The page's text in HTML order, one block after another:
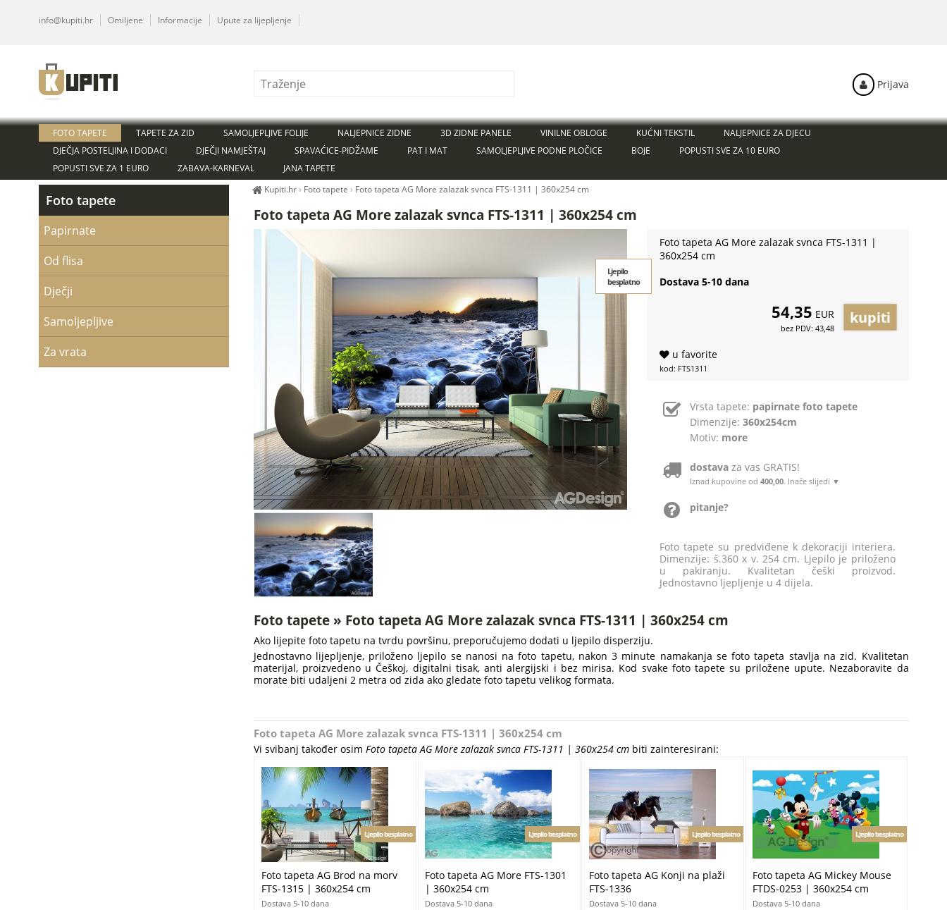
Foto tapeta AG More zalazak svnca FTS-1311 | 360x254 cm
Foto tapeta AG More zalazak svnca FTS-1311 |
360x254 cm
Ljepilo
besplatno
Dostava 5-10 dana
54,35 EUR
bez PDV: 43,48
u favorite
kod: FTS1311
Vrsta tapete: papirnate foto tapete
Dimenzije:360x254cm
Motiv: more
dostava za vas GRATIS!
Iznad kupovine od400,00. Inače slijedi ▼
pitanje?
Foto tapete su predviđene k dekoraciji interiera.
Dimenzije: š.360 x v. 254 cm. Ljepilo je priloženo
u pakiranju. Kvalitetan češki proizvod.
Jednostavno ljepljenje u 4 dijela.
Foto tapete » Foto tapeta AG More zalazak svnca FTS-1311 | 360x254 cm
Ako lijepite foto tapetu na tvrdu površinu, preporučujemo dodati u ljepilo disperziju.
Jednostavno lijepljenje, priloženo ljepilo se nanosi na foto tapetu, nakon 3 minute namakanja se foto tapeta stavlja na zid. Kvalitetan
materijal, proizvedeno u Češkoj, digitalni tisak, anti alergijski i bez mirisa. Kod svake foto tapete su priložene upute. Nezaboravite da
morate biti udaljeni 2 metra od zida ako gledate foto tapetu velikog formata.
Foto tapeta AG More zalazak svnca FTS-1311 | 360x254 cm
Vi svibanj također osim Foto tapeta AG More zalazak svnca FTS-1311 | 360x254 cmbiti zainteresirani:
Foto tapeta AG Brod na morv
FTS-1315 | 360x254 cm
Ljepilo besplatno
Dostava 5-10 dana
Foto tapeta AG More FTS-1301
| 360x254 cm
Ljepilo besplatno
Dostava 5-10 dana
Foto tapeta AG Konji na plaži
FTS-1336
Ljepilo besplatno
Dostava 5-10 dana
Foto tapeta AG Mickey Mouse
FTDS-0253 | 360x254 cm
Ljepilo besplatno
Dostava 5-10 dana
Foto tapete
Papirnate
Od flisa
Dječji
Samoljepljive
Za vrata
FOTO TAPETE TAPETE ZA ZID SAMOLJEPLJIVE FOLIJE NALJEPNICE ZIDNE 3D ZIDNE PANELE VINILNE OBLOGE KUĆNI TEKSTIL
NALJEPNICE ZA DJECU
DJEČJA POSTELJINA I DODACI
DJEČJI NAMJEŠTAJ SPAVAĆICE-PIDŽAME PAT I MAT SAMOLJEPLJIVE PODNE PLOČICE BOJE
POPUSTI SVE ZA 10 EURO
POPUSTI SVE ZA 1 EURO
ZABAVA-KARNEVAL JANA TAPETE
Kupiti.hr› Foto tapete › Foto tapeta AG More zalazak svnca FTS-1311 | 360x254 cm
info@kupiti.hr Omiljene Informacije Upute za lijepljenje
Prijava